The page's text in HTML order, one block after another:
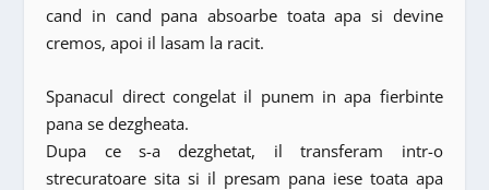
cand in cand pana absoarbe toata apa si devine
cremos, apoi il lasam la racit.
Spanacul direct congelat il punem in apa fierbinte
pana se dezgheata.
Dupa ce s-a dezghetat, il transferam intr-o
strecuratoare sita si il presam pana iese toata apa